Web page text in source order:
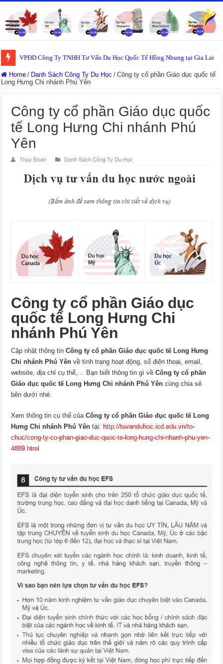
VPĐD Công Ty TNHH Tư Vấn Du Học Quốc Tế Hồng Nhung tại Gia Lai
Home / Danh Sách Công Ty Du Học / Công ty cổ phần Giáo dục quốc tế
Long Hưng Chi nhánh Phú Yên
Công ty cổ phần Giáo dục quốc
tế Long Hưng Chi nhánh Phú
Yên
Thúy Đoan Danh Sách Công Ty Du Học
Công ty cổ phần Giáo dục
quốc tế Long Hưng Chi
nhánh Phú Yên
Cập nhật thông tinCông ty cổ phần Giáo dục quốc tế Long Hưng
Chi nhánh Phú Yên về tình trạng hoạt động, số điện thoại, email,
website, địa chỉ cụ thể,… Bạn biết thông tin gì vềCông ty cổ phần
Giáo dục quốc tế Long Hưng Chi nhánh Phú Yên cùng chia sẻ
bên dưới nhé.
Xem thông tin cụ thể củaCông ty cổ phần Giáo dục quốc tế Long
Hưng Chi nhánh Phú Yên tại: http://tuvanduhoc.icd.edu.vn/to-
chuc/cong-ty-co-phan-giao-duc-quoc-te-long-hung-chi-nhanh-phu-yen-
4889.html